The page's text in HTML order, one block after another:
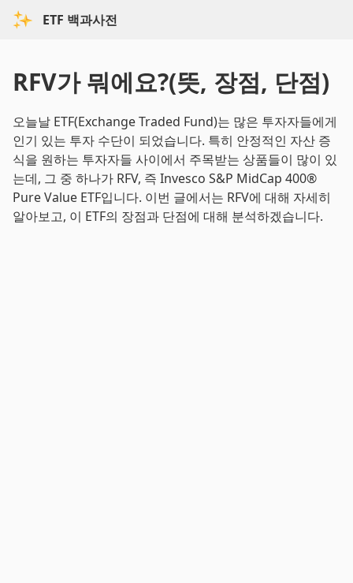
ETF 백과사전
RFV가 뭐에요?(뜻, 장점, 단점)
오늘날 ETF(Exchange Traded Fund)는 많은 투자자들에게
인기 있는 투자 수단이 되었습니다. 특히 안정적인 자산 증
식을 원하는 투자자들 사이에서 주목받는 상품들이 많이 있
는데, 그 중 하나가 RFV, 즉 Invesco S&P MidCap 400®
Pure Value ETF입니다. 이번 글에서는 RFV에 대해 자세히
알아보고, 이 ETF의 장점과 단점에 대해 분석하겠습니다.